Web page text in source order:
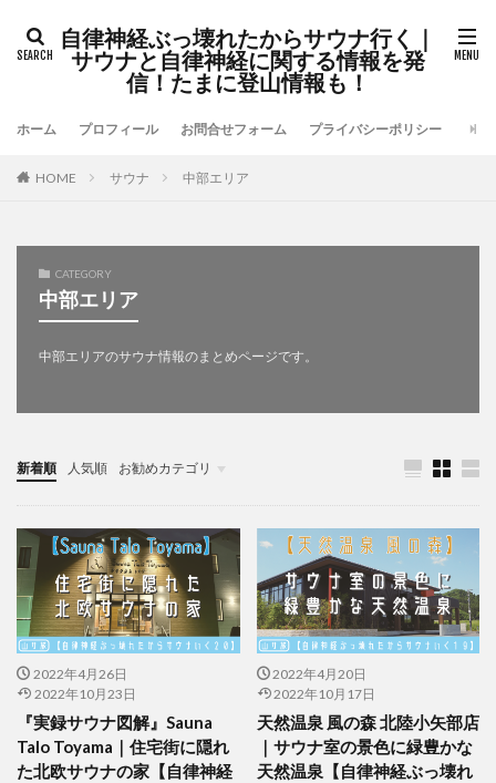
自律神経ぶっ壊れたからサウナ行く｜
サウナと自律神経に関する情報を発
信！たまに登山情報も！
ホーム プロフィール お問合せフォーム プライバシーポリシー
HOME サウナ 中部エリア
CATEGORY
中部エリア
中部エリアのサウナ情報のまとめページです。
新着順 人気順 お勧めカテゴリ
未分類
2022年4月26日
2022年10月23日
『実録サウナ図解』Sauna
Talo Toyama｜住宅街に隠れ
た北欧サウナの家【自律神経
2022年4月20日
2022年10月17日
天然温泉 風の森 北陸小矢部店
｜サウナ室の景色に緑豊かな
天然温泉【自律神経ぶっ壊れ